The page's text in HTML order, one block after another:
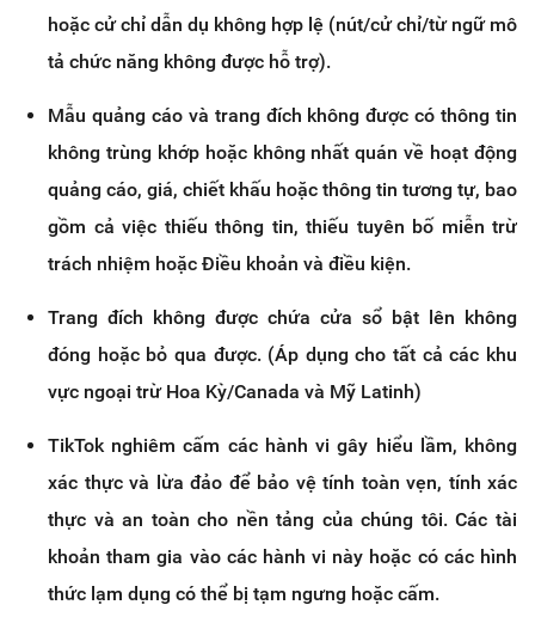
hoặc cử chỉ dẫn dụ không hợp lệ (nút/cử chỉ/từ ngữ mô
tả chức năng không được hỗ trợ).
Mẫu quảng cáo và trang đích không được có thông tin
không trùng khớp hoặc không nhất quán về hoạt động
quảng cáo, giá, chiết khấu hoặc thông tin tương tự, bao
gồm cả việc thiếu thông tin, thiếu tuyên bố miễn trừ
trách nhiệm hoặc Điều khoản và điều kiện.
Trang đích không được chứa cửa sổ bật lên không
đóng hoặc bỏ qua được. (Áp dụng cho tất cả các khu
vực ngoại trừ Hoa Kỳ/Canada và Mỹ Latinh)
TikTok nghiêm cấm các hành vi gây hiểu lầm, không
xác thực và lừa đảo để bảo vệ tính toàn vẹn, tính xác
thực và an toàn cho nền tảng của chúng tôi. Các tài
khoản tham gia vào các hành vi này hoặc có các hình
thức lạm dụng có thể bị tạm ngưng hoặc cấm.